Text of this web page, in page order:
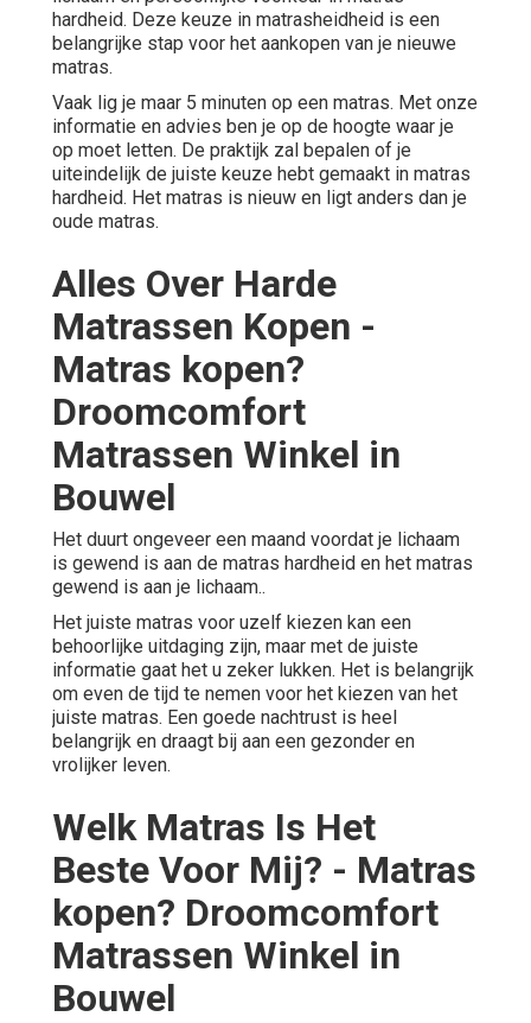
hardheid. Deze keuze in matrasheidheid is een
belangrijke stap voor het aankopen van je nieuwe
matras.
Vaak lig je maar 5 minuten op een matras. Met onze
informatie en advies ben je op de hoogte waar je
op moet letten. De praktijk zal bepalen of je
uiteindelijk de juiste keuze hebt gemaakt in matras
hardheid. Het matras is nieuw en ligt anders dan je
oude matras.
Alles Over Harde
Matrassen Kopen -
Matras kopen?
Droomcomfort
Matrassen Winkel in
Bouwel
Het duurt ongeveer een maand voordat je lichaam
is gewend is aan de matras hardheid en het matras
gewend is aan je lichaam..
Het juiste matras voor uzelf kiezen kan een
behoorlijke uitdaging zijn, maar met de juiste
informatie gaat het u zeker lukken. Het is belangrijk
om even de tijd te nemen voor het kiezen van het
juiste matras. Een goede nachtrust is heel
belangrijk en draagt bij aan een gezonder en
vrolijker leven.
Welk Matras Is Het
Beste Voor Mij? - Matras
kopen? Droomcomfort
Matrassen Winkel in
Bouwel